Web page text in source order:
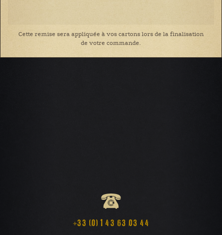
Cette remise sera appliquée à vos cartons lors de la finalisation
de votre commande.
+33 (0) 1 43 63 03 44